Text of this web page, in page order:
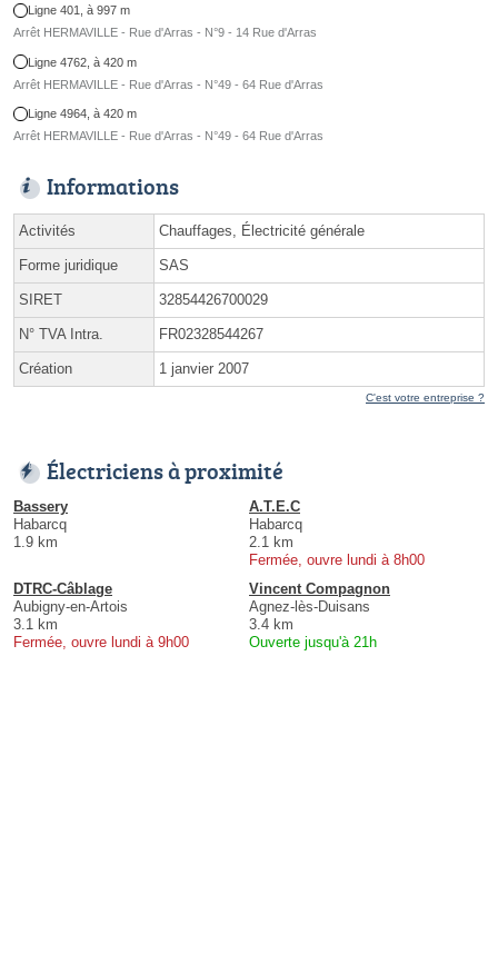
Ligne 401, à 997 m
Arrêt HERMAVILLE - Rue d'Arras - N°9 - 14 Rue d'Arras
Ligne 4762, à 420 m
Arrêt HERMAVILLE - Rue d'Arras - N°49 - 64 Rue d'Arras
Ligne 4964, à 420 m
Arrêt HERMAVILLE - Rue d'Arras - N°49 - 64 Rue d'Arras
Informations
Activités Chauffages, Électricité générale
Forme juridique SAS
SIRET 32854426700029
N° TVA Intra. FR02328544267
Création 1 janvier 2007
C'est votre entreprise ?
Électriciens à proximité
Bassery
Habarcq
1.9 km
A.T.E.C
Habarcq
2.1 km
Fermée, ouvre lundi à 8h00
DTRC-Câblage
Aubigny-en-Artois
3.1 km
Fermée, ouvre lundi à 9h00
Vincent Compagnon
Agnez-lès-Duisans
3.4 km
Ouverte jusqu'à 21h